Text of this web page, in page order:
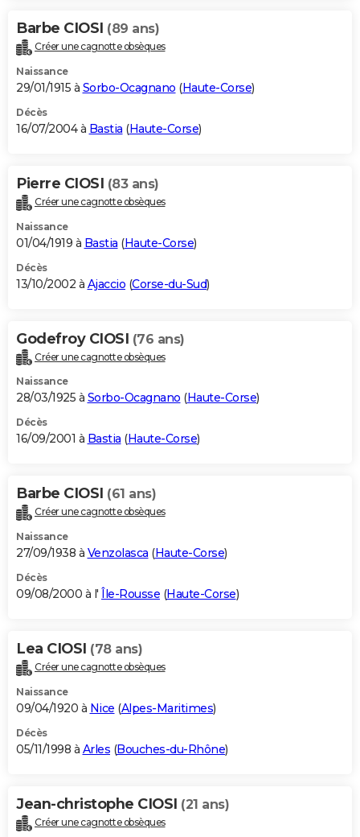
Barbe CIOSI (89 ans)
Créer une cagnotte obsèques
Naissance
29/01/1915 à Sorbo-Ocagnano (Haute-Corse)
Décès
16/07/2004 à Bastia (Haute-Corse)
Pierre CIOSI (83 ans)
Créer une cagnotte obsèques
Naissance
01/04/1919 à Bastia (Haute-Corse)
Décès
13/10/2002 à Ajaccio (Corse-du-Sud)
Godefroy CIOSI (76 ans)
Créer une cagnotte obsèques
Naissance
28/03/1925 à Sorbo-Ocagnano (Haute-Corse)
Décès
16/09/2001 à Bastia (Haute-Corse)
Barbe CIOSI (61 ans)
Créer une cagnotte obsèques
Naissance
27/09/1938 à Venzolasca (Haute-Corse)
Décès
09/08/2000 à l' Île-Rousse (Haute-Corse)
Lea CIOSI (78 ans)
Créer une cagnotte obsèques
Naissance
09/04/1920 à Nice (Alpes-Maritimes)
Décès
05/11/1998 à Arles (Bouches-du-Rhône)
Jean-christophe CIOSI (21 ans)
Créer une cagnotte obsèques